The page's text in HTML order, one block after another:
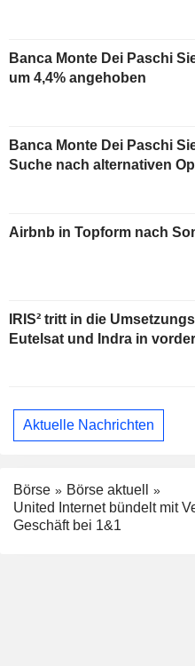
Banca Monte Dei Paschi
um 4,4% angehoben
Banca Monte Dei Paschi
Suche nach alternativen
Airbnb in Topform nach
IRIS² tritt in die
Eutelsat und Indra in
Aktuelle Nachrichten
Börse
Börse aktuell
United Internet bündelt mit
Geschäft bei 1&1